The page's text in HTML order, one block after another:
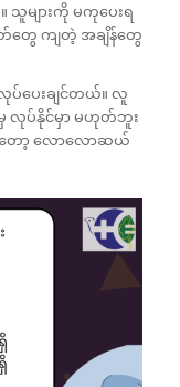
သူများကို မကုပေးရ
ေ ကျတဲ့ အချိန်တွေ
ပေးချင်တယ်။ လူ
မှ လုပ်နိုင်မှာ မဟုတ်ဘူး
ော့ လောလောဆယ်